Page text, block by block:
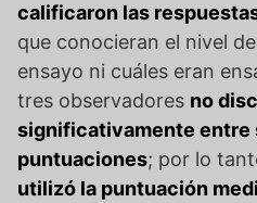
calificaron las
que conocieran el nivel
ensayo ni cuáles eran
tres observadores no
significativamente entre
puntuaciones; por lo
utilizó la puntuación